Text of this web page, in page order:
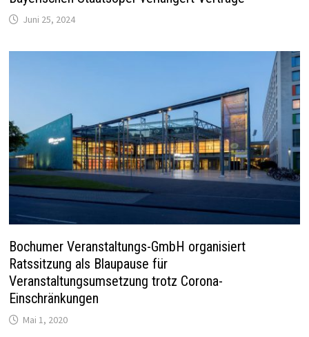
Juni 25, 2024
Bochumer Veranstaltungs-GmbH organisiert
Ratssitzung als Blaupause für
Veranstaltungsumsetzung trotz Corona-
Einschränkungen
Mai 1, 2020